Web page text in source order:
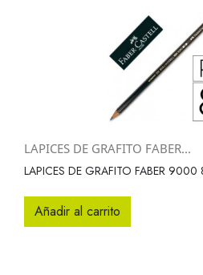
LAPICES DE GRAFITO FABER...
LAPICES DE GRAFITO FABER 9000
Añadir al carrito